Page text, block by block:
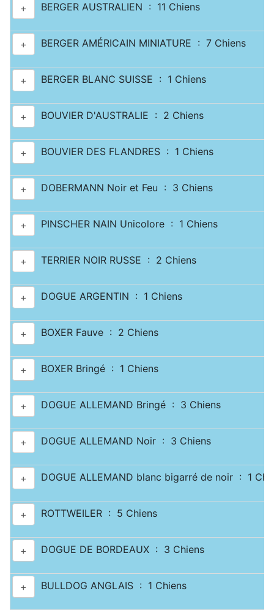
+ BERGER AUSTRALIEN : 11 Chiens
+ BERGER AMÉRICAIN MINIATURE : 7 Chiens
+ BERGER BLANC SUISSE : 1 Chiens
+ BOUVIER D'AUSTRALIE : 2 Chiens
+ BOUVIER DES FLANDRES : 1 Chiens
+ DOBERMANN Noir et Feu : 3 Chiens
+ PINSCHER NAIN Unicolore : 1 Chiens
+ TERRIER NOIR RUSSE : 2 Chiens
+ DOGUE ARGENTIN : 1 Chiens
+ BOXER Fauve : 2 Chiens
+ BOXER Bringé : 1 Chiens
+ DOGUE ALLEMAND Bringé : 3 Chiens
+ DOGUE ALLEMAND Noir : 3 Chiens
+ DOGUE ALLEMAND blanc bigarré de noir : 1
+ ROTTWEILER : 5 Chiens
+ DOGUE DE BORDEAUX : 3 Chiens
+ BULLDOG ANGLAIS : 1 Chiens